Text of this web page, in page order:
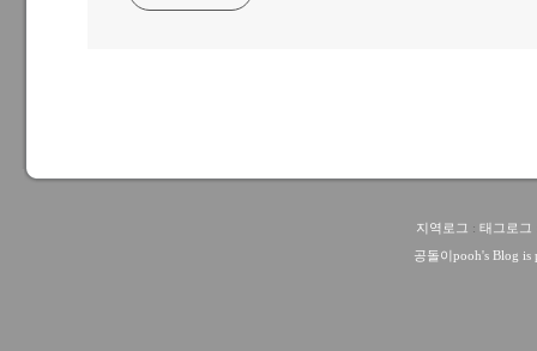
지역로그 : 태그로그
공돌이pooh's Blog is